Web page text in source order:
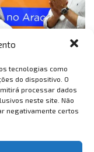
tecnologias como
do dispositivo. O
processar dados
neste site. Não
negativamente certos